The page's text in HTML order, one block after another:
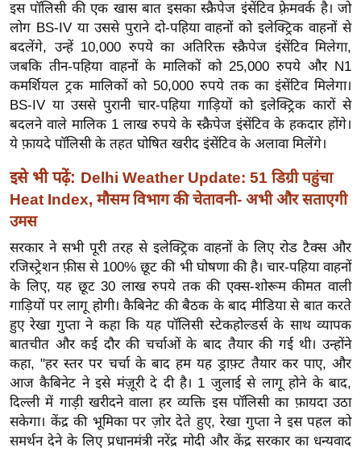
ख्सि
य
त
यं
ग
इं
डि
सा
हि
त्य
ज
ग
त
ऑ
टो
व
र्ल्ड
न्यू
ज
ब्री
इस पॉलिसी की एक खास बात इसका स्क्रैपेज इंसेंटिव फ़्रेमवर्क है। जो
लोग BS-IV या उससे पुराने दो-पहिया वाहनों को इलेक्ट्रिक वाहनों से
बदलेंगे, उन्हें 10,000 रुपये का अतिरिक्त स्क्रैपेज इंसेंटिव मिलेगा,
जबकि तीन-पहिया वाहनों के मालिकों को 25,000 रुपये और N1
कमर्शियल ट्रक मालिकों को 50,000 रुपये तक का इंसेंटिव मिलेगा।
BS-IV या उससे पुरानी चार-पहिया गाड़ियों को इलेक्ट्रिक कारों से
बदलने वाले मालिक 1 लाख रुपये के स्क्रैपेज इंसेंटिव के हकदार होंगे।
ये फ़ायदे पॉलिसी के तहत घोषित खरीद इंसेंटिव के अलावा मिलेंगे।
इसे भी पढ़ें: Delhi Weather Update: 51 डिग्री पहुंचा
Heat Index, मौसम विभाग की चेतावनी- अभी और सताएगी
उमस
सरकार ने सभी पूरी तरह से इलेक्ट्रिक वाहनों के लिए रोड टैक्स और
रजिस्ट्रेशन फ़ीस से 100% छूट की भी घोषणा की है। चार-पहिया वाहनों
के लिए, यह छूट 30 लाख रुपये तक की एक्स-शोरूम कीमत वाली
गाड़ियों पर लागू होगी। कैबिनेट की बैठक के बाद मीडिया से बात करते
हुए रेखा गुप्ता ने कहा कि यह पॉलिसी स्टेकहोल्डर्स के साथ व्यापक
बातचीत और कई दौर की चर्चाओं के बाद तैयार की गई थी। उन्होंने
कहा, "हर स्तर पर चर्चा के बाद हम यह ड्राफ़्ट तैयार कर पाए, और
आज कैबिनेट ने इसे मंज़ूरी दे दी है। 1 जुलाई से लागू होने के बाद,
दिल्ली में गाड़ी खरीदने वाला हर व्यक्ति इस पॉलिसी का फ़ायदा उठा
सकेगा। केंद्र की भूमिका पर ज़ोर देते हुए, रेखा गुप्ता ने इस पहल को
समर्थन देने के लिए प्रधानमंत्री नरेंद्र मोदी और केंद्र सरकार का धन्यवाद